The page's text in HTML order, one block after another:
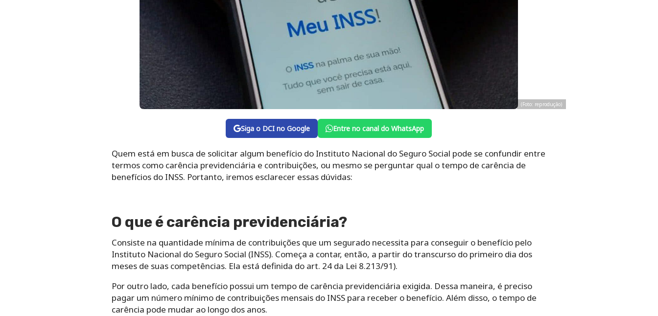
(Foto: reprodução)
Siga o DCI no Google Entre no canal do WhatsApp
Quem está em busca de solicitar algum benefício do Instituto Nacional do Seguro Social pode se confundir entre
termos como carência previdenciária e contribuições, ou mesmo se perguntar qual o tempo de carência de
benefícios do INSS. Portanto, iremos esclarecer essas dúvidas:
O que é carência previdenciária?
Consiste na quantidade mínima de contribuições que um segurado necessita para conseguir o benefício pelo
Instituto Nacional do Seguro Social (INSS). Começa a contar, então, a partir do transcurso do primeiro dia dos
meses de suas competências. Ela está definida do art. 24 da Lei 8.213/91).
Por outro lado, cada benefício possui um tempo de carência previdenciária exigida. Dessa maneira, é preciso
pagar um número mínimo de contribuições mensais do INSS para receber o benefício. Além disso, o tempo de
carência pode mudar ao longo dos anos.